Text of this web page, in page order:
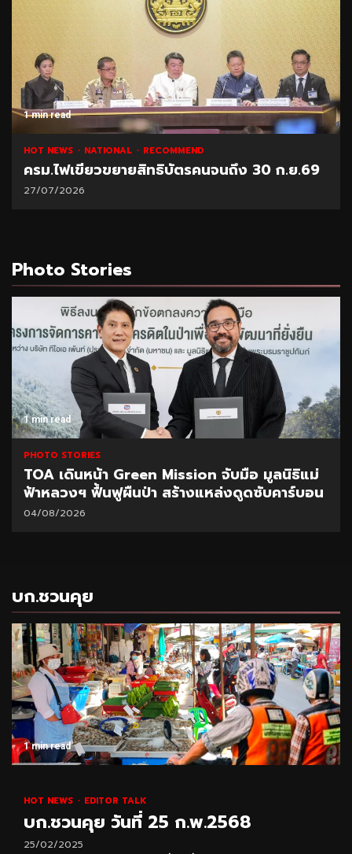
1 min read
HOT NEWS NATIONAL RECOMMEND
ครม.ไฟเขียวขยายสิทธิบัตรคนจนถึง 30 ก.ย.69
27/07/2026
Photo Stories
1 min read
PHOTO STORIES
TOA เดินหน้า Green Mission จับมือ มูลนิธิแม่
ฟ้าหลวงฯ ฟื้นฟูผืนป่า สร้างแหล่งดูดซับคาร์บอน
04/08/2026
บก.ชวนคุย
1 min read
HOT NEWS EDITOR TALK
บก.ชวนคุย วันที่ 25 ก.พ.2568
25/02/2025